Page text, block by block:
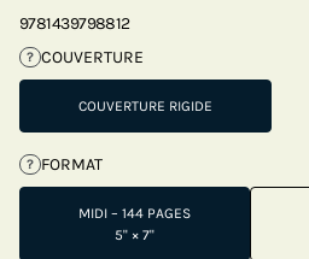
9781439798812
? COUVERTURE
COUVERTURE RIGIDE
? FORMAT
MIDI – 144 PAGES
5" × 7"